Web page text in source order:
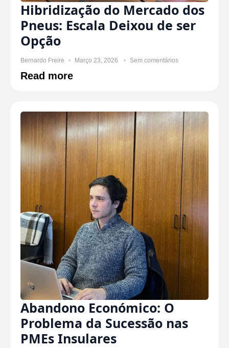
Hibridização do Mercado dos
Pneus: Escala Deixou de ser
Opção
Bernardo Freire Março 23, 2026 Sem comentários
Read more
Abandono Económico: O
Problema da Sucessão nas
PMEs Insulares